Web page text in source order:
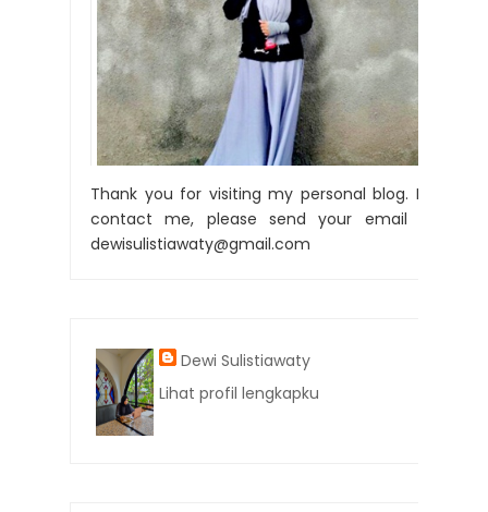
Thank you for visiting my personal blog. For
contact me, please send your email to:
dewisulistiawaty@gmail.com
Dewi Sulistiawaty
Lihat profil lengkapku